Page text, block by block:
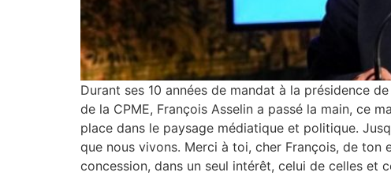
Durant ses 10 années de mandat à la présidence
de la CPME, François Asselin a passé la main, ce
place dans le paysage médiatique et politique.
que nous vivons. Merci à toi, cher François, de
concession, dans un seul intérêt, celui de celles et